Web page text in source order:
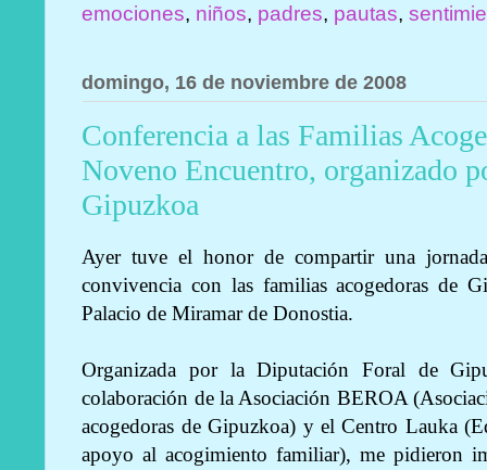
emociones, niños, padres, pautas,
domingo, 16 de noviembre de 2008
Conferencia a las Familias
Noveno Encuentro, organizado
Gipuzkoa
Ayer tuve el honor de compartir una
convivencia con las familias acogedoras de
Palacio de Miramar de Donostia.
Organizada por la Diputación Foral de
colaboración de la Asociación BEROA
acogedoras de Gipuzkoa) y el Centro Lauka
apoyo al acogimiento familiar), me pidieron